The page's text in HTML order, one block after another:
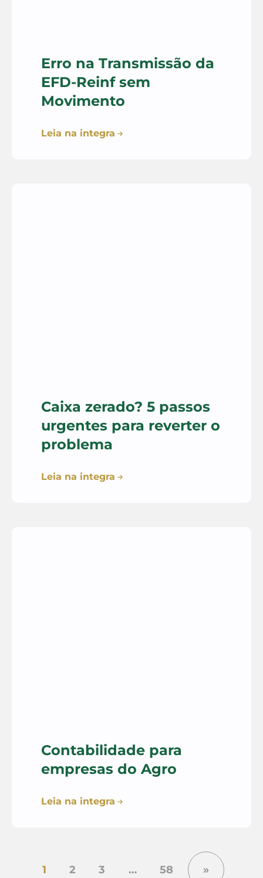
Erro na Transmissão da
EFD-Reinf sem
Movimento
Leia na integra
Caixa zerado? 5 passos
urgentes para reverter o
problema
Leia na integra
Contabilidade para
empresas do Agro
Leia na integra
1 2 3 … 58 »